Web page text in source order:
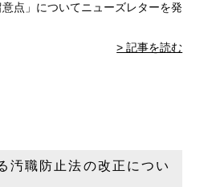
点」についてニューズレターを発
> 記事を読む
汚職防止法の改正につい